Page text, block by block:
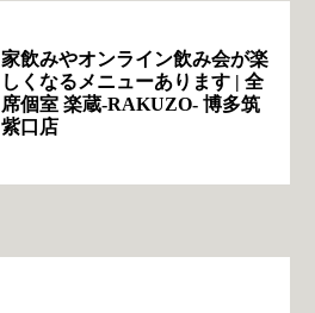
家飲みやオンライン飲み会が楽
しくなるメニューあります | 全
席個室 楽蔵‐RAKUZO‐ 博多筑
紫口店